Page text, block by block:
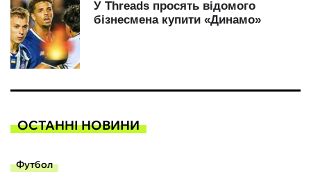
ОСТАННІ НОВИНИ
Футбол